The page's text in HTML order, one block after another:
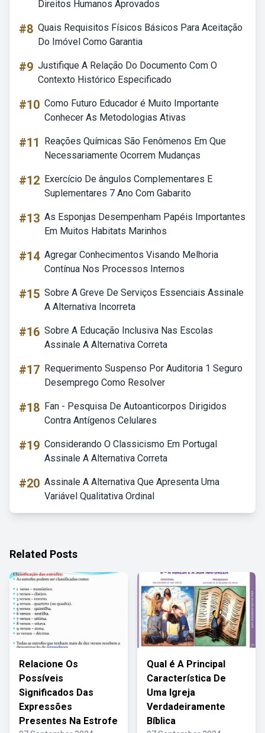
Direitos Humanos Aprovados
#8 Quais Requisitos Físicos Básicos Para Aceitação
Do Imóvel Como Garantia
#9 Justifique A Relação Do Documento Com O
Contexto Histórico Especificado
#10 Como Futuro Educador é Muito Importante
Conhecer As Metodologias Ativas
#11
Reações Químicas São Fenômenos Em Que
Necessariamente Ocorrem Mudanças
#12 Exercício De ângulos Complementares E
Suplementares 7 Ano Com Gabarito
#13 As Esponjas Desempenham Papéis Importantes
Em Muitos Habitats Marinhos
#14 Agregar Conhecimentos Visando Melhoria
Contínua Nos Processos Internos
#15 Sobre A Greve De Serviços Essenciais Assinale
A Alternativa Incorreta
#16 Sobre A Educação Inclusiva Nas Escolas
Assinale A Alternativa Correta
#17 Requerimento Suspenso Por Auditoria 1 Seguro
Desemprego Como Resolver
#18 Fan - Pesquisa De Autoanticorpos Dirigidos
Contra Antígenos Celulares
#19 Considerando O Classicismo Em Portugal
Assinale A Alternativa Correta
#20 Assinale A Alternativa Que Apresenta Uma
Variável Qualitativa Ordinal
Related Posts
Relacione Os
Possíveis
Significados Das
Expressões
Presentes Na Estrofe
Qual é A Principal
Característica De
Uma Igreja
Verdadeiramente
Bíblica